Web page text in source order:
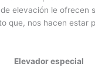
elevación le ofrecen
que, nos hacen estar
Elevador especial